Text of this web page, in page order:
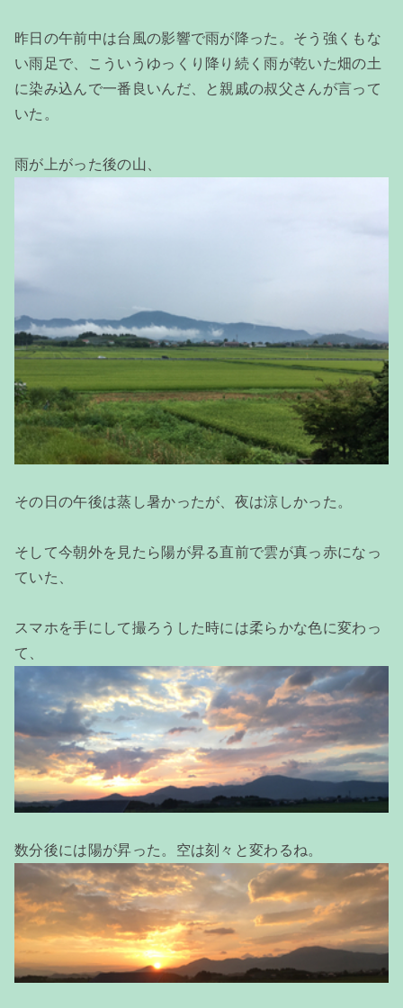
昨日の午前中は台風の影響で雨が降った。そう強くもな
い雨足で、こういうゆっくり降り続く雨が乾いた畑の土
に染み込んで一番良いんだ、と親戚の叔父さんが言って
いた。
雨が上がった後の山、
その日の午後は蒸し暑かったが、夜は涼しかった。
そして今朝外を見たら陽が昇る直前で雲が真っ赤になっ
ていた、
スマホを手にして撮ろうした時には柔らかな色に変わっ
て、
数分後には陽が昇った。空は刻々と変わるね。